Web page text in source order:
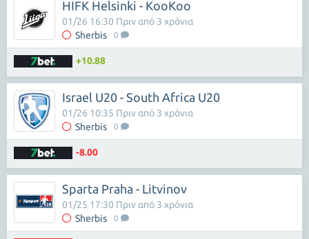
HIFK Helsinki - KooKoo
Sherbis 0
01/26 16:30 Πριν από 3 χρόνια
+10.88
Israel U20 - South Africa U20
Sherbis 0
01/26 10:35 Πριν από 3 χρόνια
-8.00
Sparta Praha - Litvinov
Sherbis 0
01/25 17:30 Πριν από 3 χρόνια